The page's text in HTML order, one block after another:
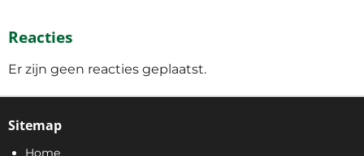
Reacties
Er zijn geen reacties geplaatst.
Sitemap
Home